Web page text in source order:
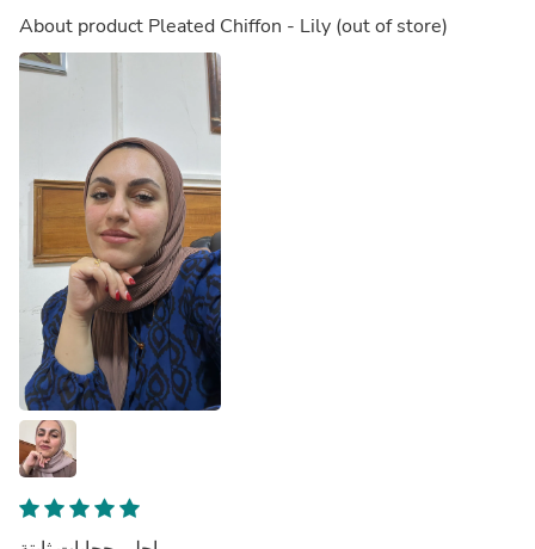
About product Pleated Chiffon - Lily (out of store)